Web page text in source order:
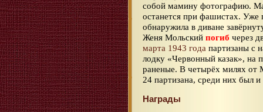
собой мамину фотографию.
останется при фашистах. Уже
обнаружила в диване
Женя Мольский погиб через
марта 1943 года партизаны с
лодку «Червонный казак», на
раненые. В четырёх милях от
24 партизана, среди них был
Награды